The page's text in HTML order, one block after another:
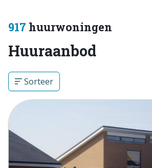
917 huurwoningen
Huuraanbod
Sorteer